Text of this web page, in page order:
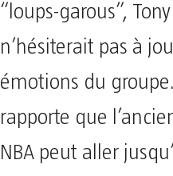
“loups-garous”,
n’hésiterait pas à
émotions du
rapporte que
NBA peut aller